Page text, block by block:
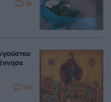
78
146